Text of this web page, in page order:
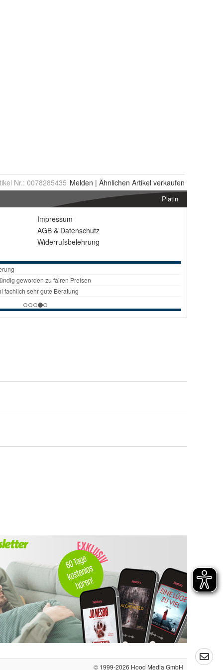
Nr.: 0078285435 Melden | Ähnlichen Artikel verkaufen
Platin
Impressum
AGB & Datenschutz
Widerrufsbelehrung
© 1999-2026 Hood Media GmbH